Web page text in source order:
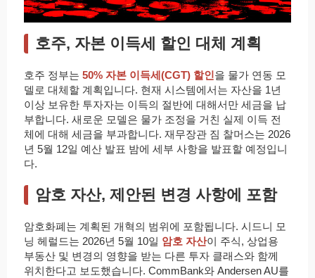
호주, 자본 이득세 할인 대체 계획
호주 정부는 50% 자본 이득세(CGT) 할인을 물가 연동 모
델로 대체할 계획입니다. 현재 시스템에서는 자산을 1년
이상 보유한 투자자는 이득의 절반에 대해서만 세금을 납
부합니다. 새로운 모델은 물가 조정을 거친 실제 이득 전
체에 대해 세금을 부과합니다. 재무장관 짐 찰머스는 2026
년 5월 12일 예산 발표 밤에 세부 사항을 발표할 예정입니
다.
암호 자산, 제안된 변경 사항에 포함
암호화폐는 계획된 개혁의 범위에 포함됩니다. 시드니 모
닝 헤럴드는 2026년 5월 10일 암호 자산이 주식, 상업용
부동산 및 변경의 영향을 받는 다른 투자 클래스와 함께
위치한다고 보도했습니다. CommBank와 Andersen AU를